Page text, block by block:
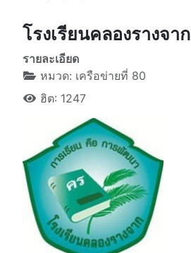
โรงเรียนคลองรางจาก
รายละเอียด
หมวด: เครือข่ายที่ 80
ฮิต: 1247